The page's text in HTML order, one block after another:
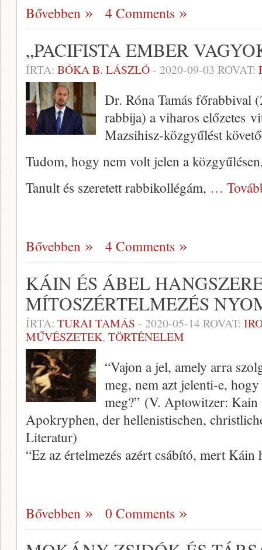
Bővebben 4 Comments
„PACIFISTA EMBER
ÍRTA: BÓKA B. LÁSZLÓ- 2020-09-03 ROVAT:
Dr. Róna Tamás főrabbival
rabbija) a viharos előzetes
Mazsihisz-közgyűlést
Tudom, hogy nem volt jelen a
Tanult és szeretett rabbikollégám, …
Bővebben 4 Comments
KÁIN ÉS ÁBEL
MÍTOSZÉRTELMEZÉS
ÍRTA: TURAI TAMÁS - 2020-05-14ROVAT:
MŰVÉSZETEK, TÖRTÉNELEM
“Vajon a jel, amely arra
meg, nem azt jelenti-e,
meg?” (V. Aptowitzer:
Apokryphen, der hellenistischen,
Literatur)
“Ez az értelmezés azért csábító, mert Káin
Bővebben 0 Comments